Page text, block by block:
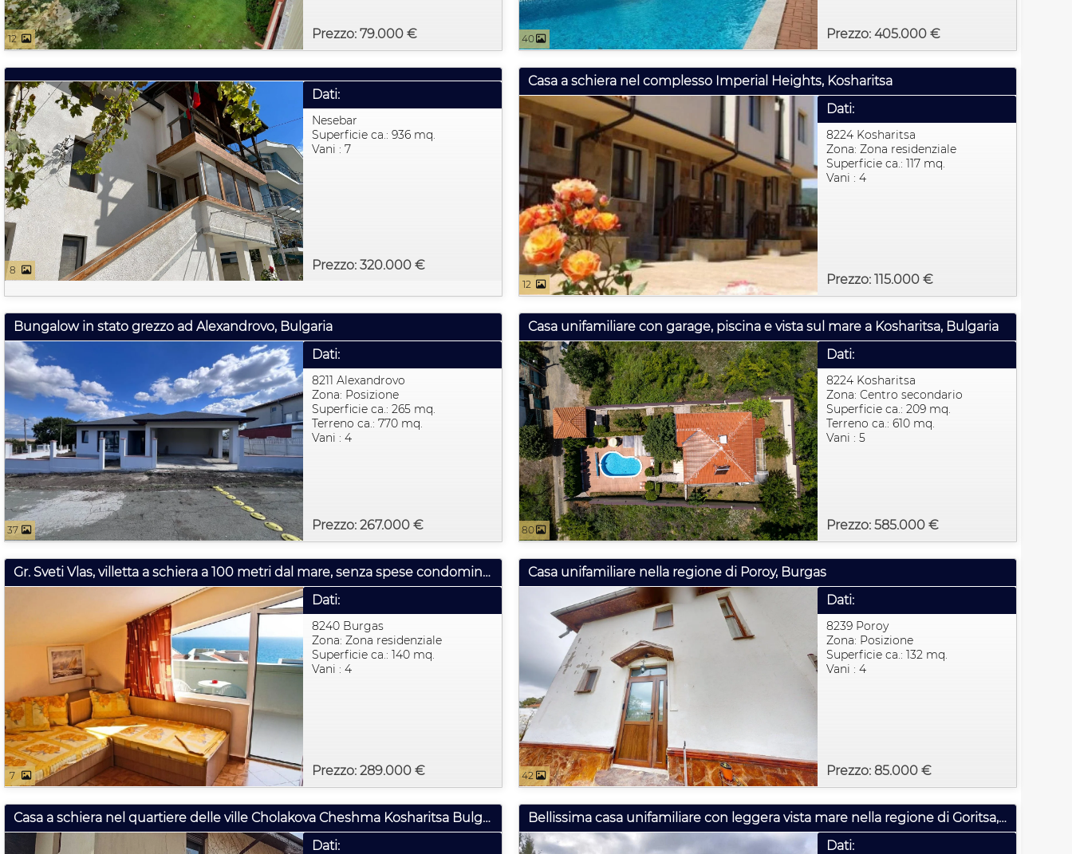
12 Prezzo: 79.000 € 40 Prezzo: 405.000 €
8
Dati:
Nesebar
Prezzo: 320.000 €
Superficie ca.: 936 mq.
Vani : 7
Casa a schiera nel complesso Imperial Heights, Kosharitsa
12
Dati:
8224 Kosharitsa
Zona: Zona residenziale
Prezzo: 115.000 €
Superficie ca.: 117 mq.
Vani : 4
Bungalow in stato grezzo ad Alexandrovo, Bulgaria
37
Dati:
8211 Alexandrovo
Zona: Posizione
Prezzo: 267.000 €
Superficie ca.: 265 mq.
Terreno ca.: 770 mq.
Vani : 4
Casa unifamiliare con garage, piscina e vista sul mare a Kosharitsa, Bulgaria
80
Dati:
8224 Kosharitsa
Zona: Centro secondario
Prezzo: 585.000 €
Superficie ca.: 209 mq.
Terreno ca.: 610 mq.
Vani : 5
Gr. Sveti Vlas, villetta a schiera a 100 metri dal mare, senza spese condominiali
7
Dati:
8240 Burgas
Zona: Zona residenziale
Prezzo: 289.000 €
Superficie ca.: 140 mq.
Vani : 4
Casa unifamiliare nella regione di Poroy, Burgas
42
Dati:
8239 Poroy
Zona: Posizione
Prezzo: 85.000 €
Superficie ca.: 132 mq.
Vani : 4
Casa a schiera nel quartiere delle ville Cholakova Cheshma Kosharitsa Bulgaria
Dati:
Bellissima casa unifamiliare con leggera vista mare nella regione di Goritsa, Burgas, Bulgaria
Dati: